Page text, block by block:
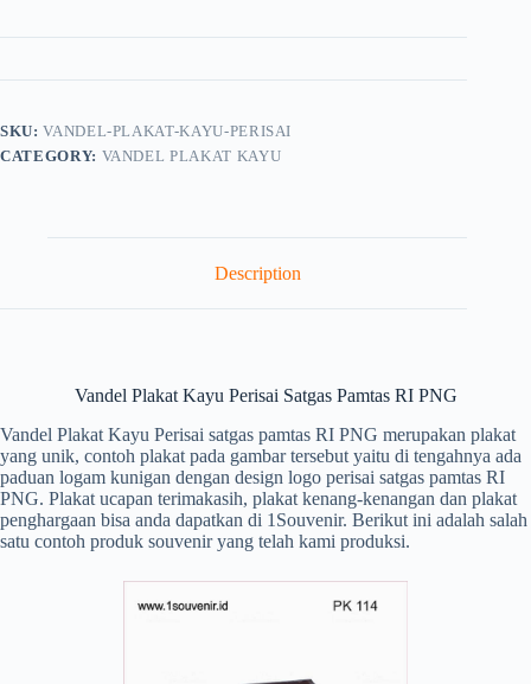
SKU:VANDEL-PLAKAT-KAYU-PERISAI
CATEGORY: VANDEL PLAKAT KAYU
Description
Vandel Plakat Kayu Perisai Satgas Pamtas RI PNG
Vandel Plakat Kayu Perisai satgas pamtas RI PNG merupakan plakat
yang unik, contoh plakat pada gambar tersebut yaitu di tengahnya ada
paduan logam kunigan dengan design logo perisai satgas pamtas RI
PNG. Plakat ucapan terimakasih, plakat kenang-kenangan dan plakat
penghargaan bisa anda dapatkan di 1Souvenir. Berikut ini adalah salah
satu contoh produk souvenir yang telah kami produksi.